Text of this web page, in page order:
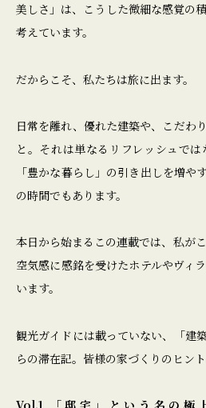
美しさ」は、こうした微細な感覚の
考えています。
だからこそ、私たちは旅に出ます。
日常を離れ、優れた建築や、こだわ
と。それは単なるリフレッシュで
「豊かな暮らし」の引き出しを増や
の時間でもあります。
本日から始まるこの連載では、私が
空気感に感銘を受けたホテルやヴィ
います。
観光ガイドには載っていない、「建
らの滞在記。皆様の家づくりのヒン